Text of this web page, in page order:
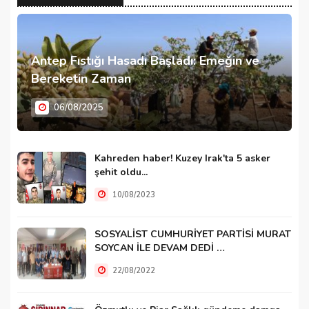
Antep Fıstığı Hasadı Başladı: Emeğin ve
Bereketin Zaman
06/08/2025
Kahreden haber! Kuzey Irak'ta 5 asker
şehit oldu...
10/08/2023
SOSYALİST CUMHURİYET PARTİSİ MURAT
SOYCAN İLE DEVAM DEDİ …
22/08/2022